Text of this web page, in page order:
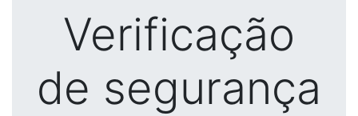
Verificação
de segurança